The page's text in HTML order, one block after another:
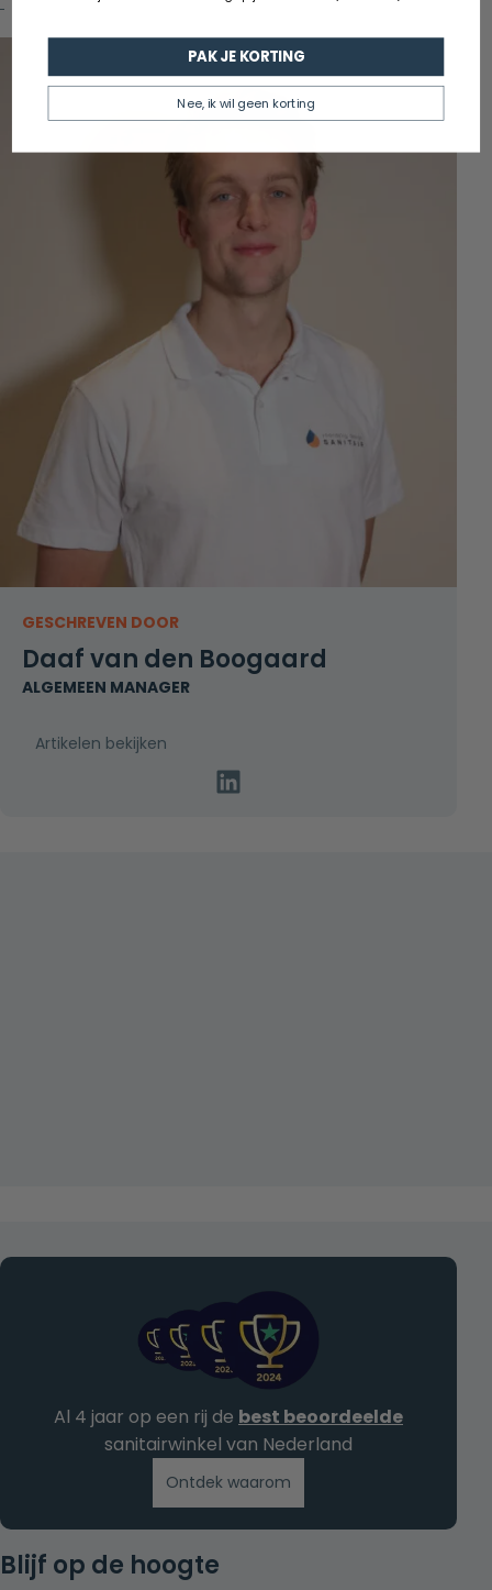
GESCHREVEN DOOR
Daaf van den Boogaard
ALGEMEEN MANAGER
Artikelen bekijken
Blijf op de hoogte
Al 4 jaar op een rij de best beoordeelde
sanitairwinkel van Nederland
Ontdek waarom
PAK JE KORTING
Nee, ik wil geen korting